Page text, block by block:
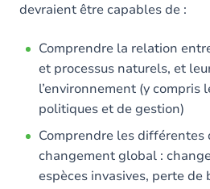
devraient être capables de :
Comprendre la relation
et processus naturels, et
l’environnement (y compris
politiques et de gestion)
Comprendre les différentes
changement global :
espèces invasives, perte de